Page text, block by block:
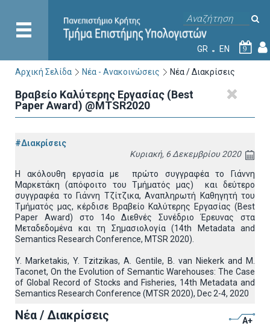
GR EN 9
Αρχική Σελίδα Νέα - Ανακοινώσεις Νέα / Διακρίσεις
Βραβείο Καλύτερης Εργασίας (Best
Paper Award) @MTSR2020
#Διακρίσεις
Κυριακή, 6 Δεκεμβρίου 2020
Η ακόλουθη εργασία με πρώτο συγγραφέα το Γιάννη
Μαρκετάκη (απόφοιτο του Τμήματός μας) και δεύτερο
συγγραφέα το Γιάννη Τζίτζικα, Αναπληρωτή Καθηγητή του
Τμήματός μας, κέρδισε Βραβείο Καλύτερης Εργασίας (Best
Paper Award) στο 14ο Διεθνές Συνέδριο Έρευνας στα
Μεταδεδομένα και τη Σημασιολογία (14th Metadata and
Semantics Research Conference, MTSR 2020).
Y. Marketakis, Y. Tzitzikas, A. Gentile, B. van Niekerk and M.
Taconet, On the Evolution of Semantic Warehouses: The Case
of Global Record of Stocks and Fisheries, 14th Metadata and
Semantics Research Conference (MTSR 2020), Dec 2-4, 2020
Νέα / Διακρίσεις
A+